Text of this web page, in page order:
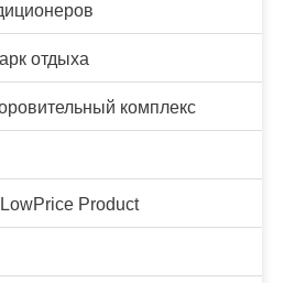
отдыха
комплекс
Product